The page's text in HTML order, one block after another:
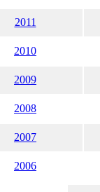
2011
2010
2009
2008
2007
2006